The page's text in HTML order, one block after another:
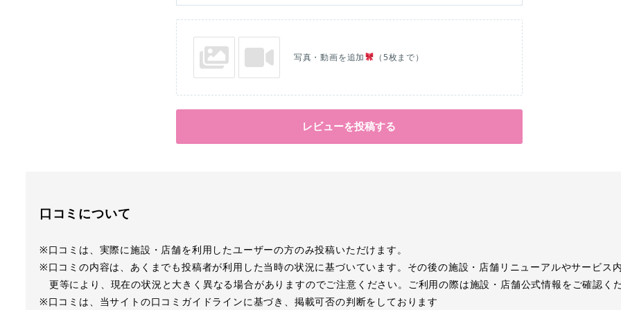
写真・動画を追加 （5枚まで）
レビューを投稿する
口コミについて
※口コミは、実際に施設・店舗を利用したユーザーの方のみ投稿いただけます。
※口コミの内容は、あくまでも投稿者が利用した当時の状況に基づいています。その後の施設・店舗リニューアルやサービス
更等により、現在の状況と大きく異なる場合がありますのでご注意ください。ご利用の際は施設・店舗公式情報をご確認くだ
※口コミは、当サイトの口コミガイドラインに基づき、掲載可否の判断をしております